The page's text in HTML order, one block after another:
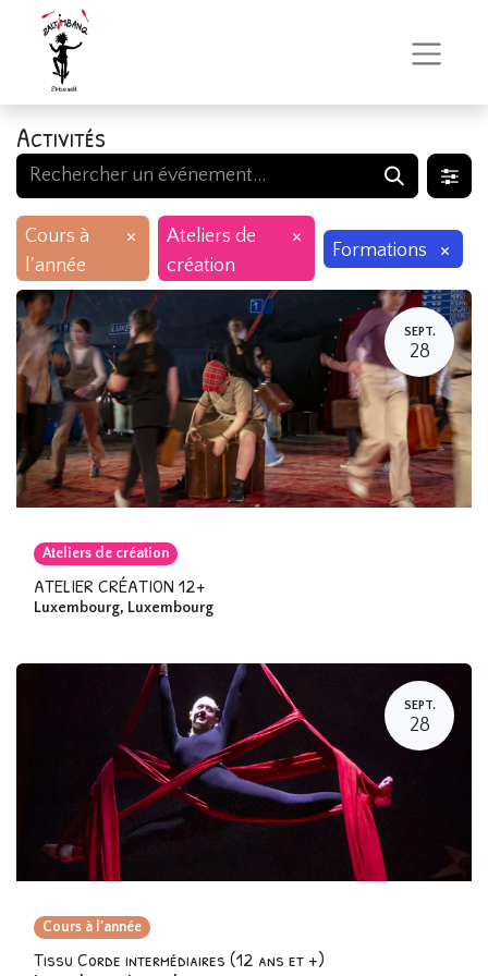
Activités
Cours à
l'année
×
Ateliers de
création
×
Formations ×
SEPT.
28
Ateliers de création
ATELIER CRÉATION 12+
Luxembourg, Luxembourg
SEPT.
28
Cours à l'année
Tissu Corde intermédiaires (12 ans et +)